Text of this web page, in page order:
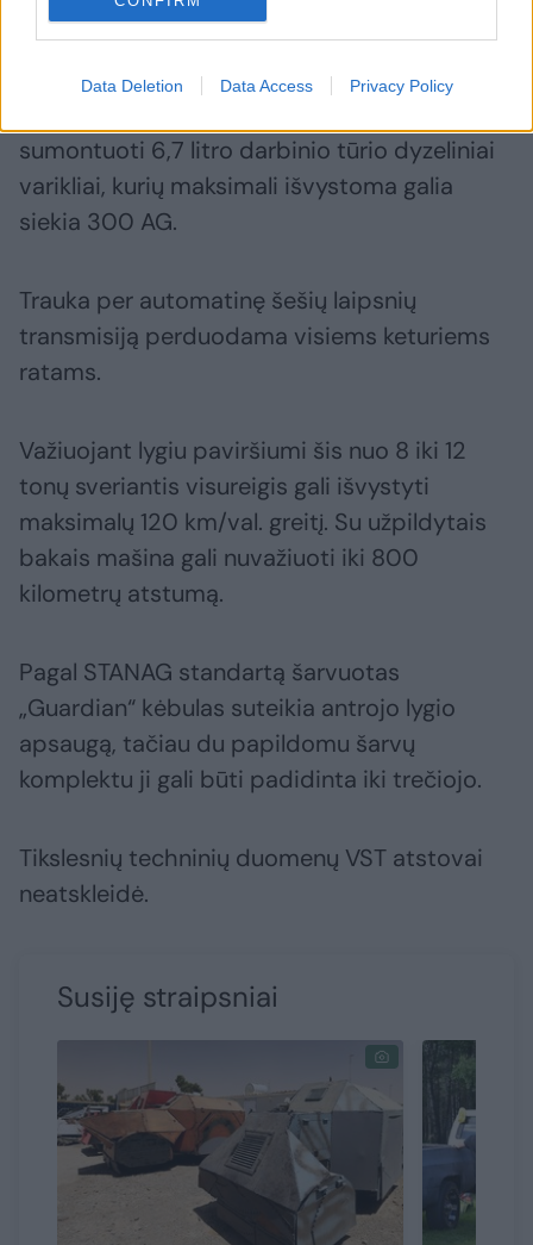
Data Deletion Data Access Privacy Policy
Sumontuoti dyzeliniai varikliai
sumontuoti 6,7 litro darbinio tūrio dyzeliniai
varikliai, kurių maksimali išvystoma galia
siekia 300 AG.
Trauka per automatinę šešių laipsnių
transmisiją perduodama visiems keturiems
ratams.
Važiuojant lygiu paviršiumi šis nuo 8 iki 12
tonų sveriantis visureigis gali išvystyti
maksimalų 120 km/val. greitį. Su užpildytais
bakais mašina gali nuvažiuoti iki 800
kilometrų atstumą.
Pagal STANAG standartą šarvuotas
„Guardian“ kėbulas suteikia antrojo lygio
apsaugą, tačiau du papildomu šarvų
komplektu ji gali būti padidinta iki trečiojo.
Tikslesnių techninių duomenų VST atstovai
neatskleidė.
Susiję straipsniai